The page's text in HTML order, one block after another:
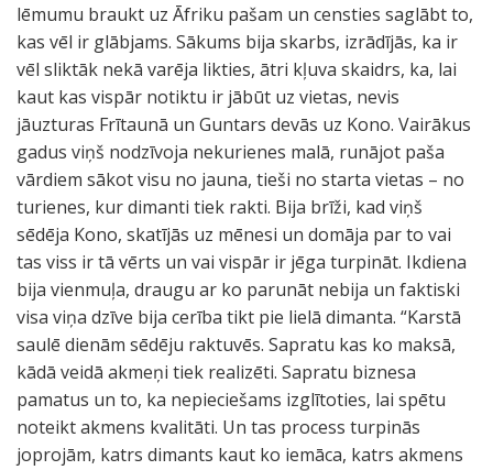
lēmumu braukt uz Āfriku pašam un censties saglābt to,
kas vēl ir glābjams. Sākums bija skarbs, izrādījās, ka ir
vēl sliktāk nekā varēja likties, ātri kļuva skaidrs, ka, lai
kaut kas vispār notiktu ir jābūt uz vietas, nevis
jāuzturas Frītaunā un Guntars devās uz Kono. Vairākus
gadus viņš nodzīvoja nekurienes malā, runājot paša
vārdiem sākot visu no jauna, tieši no starta vietas – no
turienes, kur dimanti tiek rakti. Bija brīži, kad viņš
sēdēja Kono, skatījās uz mēnesi un domāja par to vai
tas viss ir tā vērts un vai vispār ir jēga turpināt. Ikdiena
bija vienmuļa, draugu ar ko parunāt nebija un faktiski
visa viņa dzīve bija cerība tikt pie lielā dimanta. “Karstā
saulē dienām sēdēju raktuvēs. Sapratu kas ko maksā,
kādā veidā akmeņi tiek realizēti. Sapratu biznesa
pamatus un to, ka nepieciešams izglītoties, lai spētu
noteikt akmens kvalitāti. Un tas process turpinās
joprojām, katrs dimants kaut ko iemāca, katrs akmens